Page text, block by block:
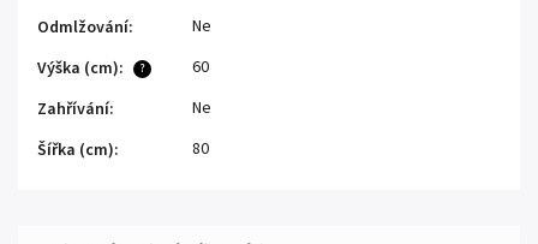
Odmlžování: Ne
?
Výška (cm):
60
Zahřívání:
Ne
Šířka (cm): 80